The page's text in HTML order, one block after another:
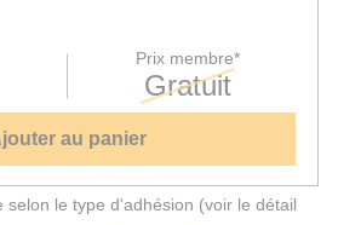
Prix membre*
Gratuit
au panier
selon le type d'adhésion (voir le détail